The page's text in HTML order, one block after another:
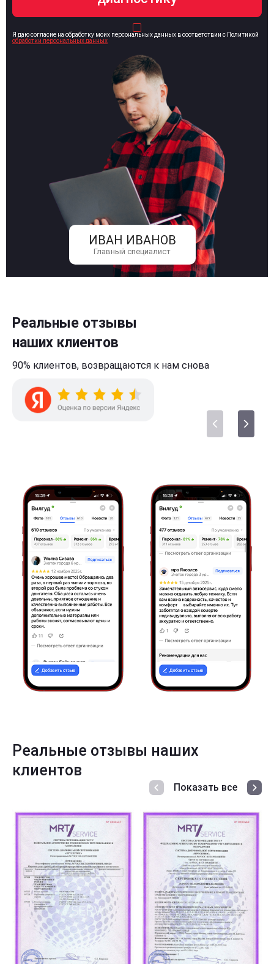
ИВАН ИВАНОВ
Главный специалист
Я даю согласие на обработку моих персональных данных в соответствии с Политикой
обработки персональных данных
Реальные отзывы
наших клиентов
90% клиентов, возвращаются к нам снова
Реальные отзывы наших
клиентов
Показать все